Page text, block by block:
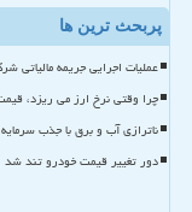
پربحث ترین ها
عملیات اجرایی جریمه
چرا وقتی نرخ ارز می ریزد،
ناترازی آب و برق با جذب
دور تغییر قیمت خودرو تند شد